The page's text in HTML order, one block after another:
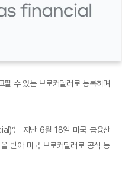
팔 수 있는 브로커딜러로 등록하며
는 지난 6월 18일 미국 금융산
받아 미국 브로커딜러로 공식 등